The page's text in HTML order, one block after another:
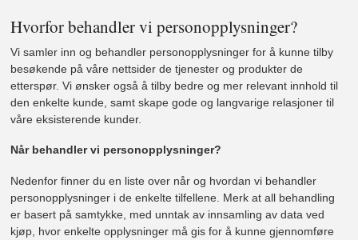
Hvorfor behandler vi personopplysninger?
Vi samler inn og behandler personopplysninger for å kunne tilby
besøkende på våre nettsider de tjenester og produkter de
etterspør. Vi ønsker også å tilby bedre og mer relevant innhold til
den enkelte kunde, samt skape gode og langvarige relasjoner til
våre eksisterende kunder.
Når behandler vi personopplysninger?
Nedenfor finner du en liste over når og hvordan vi behandler
personopplysninger i de enkelte tilfellene. Merk at all behandling
er basert på samtykke, med unntak av innsamling av data ved
kjøp, hvor enkelte opplysninger må gis for å kunne gjennomføre